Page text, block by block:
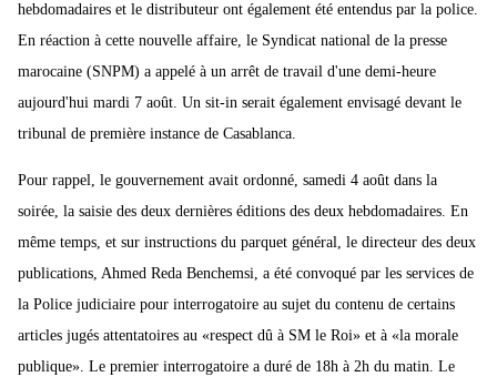
hebdomadaires et le distributeur ont également été entendus par la police.
En réaction à cette nouvelle affaire, le Syndicat national de la presse
marocaine (SNPM) a appelé à un arrêt de travail d'une demi-heure
aujourd'hui mardi 7 août. Un sit-in serait également envisagé devant le
tribunal de première instance de Casablanca.
Pour rappel, le gouvernement avait ordonné, samedi 4 août dans la
soirée, la saisie des deux dernières éditions des deux hebdomadaires. En
même temps, et sur instructions du parquet général, le directeur des deux
publications, Ahmed Reda Benchemsi, a été convoqué par les services de
la Police judiciaire pour interrogatoire au sujet du contenu de certains
articles jugés attentatoires au «respect dû à SM le Roi» et à «la morale
publique». Le premier interrogatoire a duré de 18h à 2h du matin. Le